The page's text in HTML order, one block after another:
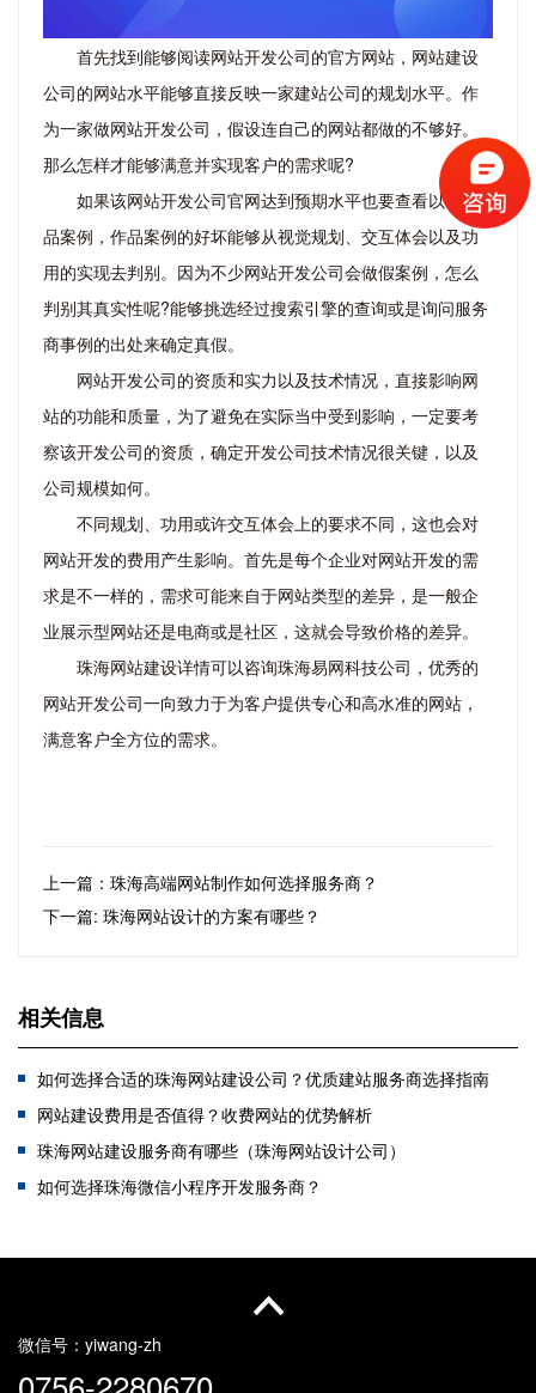
首先找到能够阅读网站开发公司的官方网站，网站建设
公司的网站水平能够直接反映一家建站公司的规划水平。作
为一家做网站开发公司，假设连自己的网站都做的不够好。
那么怎样才能够满意并实现客户的需求呢?
如果该网站开发公司官网达到预期水平也要查看以往作
品案例，作品案例的好坏能够从视觉规划、交互体会以及功
用的实现去判别。因为不少网站开发公司会做假案例，怎么
判别其真实性呢?能够挑选经过搜索引擎的查询或是询问服务
商事例的出处来确定真假。
网站开发公司的资质和实力以及技术情况，直接影响网
站的功能和质量，为了避免在实际当中受到影响，一定要考
察该开发公司的资质，确定开发公司技术情况很关键，以及
公司规模如何。
不同规划、功用或许交互体会上的要求不同，这也会对
网站开发的费用产生影响。首先是每个企业对网站开发的需
求是不一样的，需求可能来自于网站类型的差异，是一般企
业展示型网站还是电商或是社区，这就会导致价格的差异。
珠海网站建设详情可以咨询珠海易网科技公司，优秀的
网站开发公司一向致力于为客户提供专心和高水准的网站，
满意客户全方位的需求。
上一篇：珠海高端网站制作如何选择服务商？
下一篇: 珠海网站设计的方案有哪些？
相关信息
如何选择合适的珠海网站建设公司？优质建站服务商选择指南
网站建设费用是否值得？收费网站的优势解析
珠海网站建设服务商有哪些（珠海网站设计公司）
如何选择珠海微信小程序开发服务商？
一次开发，全网通用！企业自适应网站到底有多香？
微信号： yiwang-zh